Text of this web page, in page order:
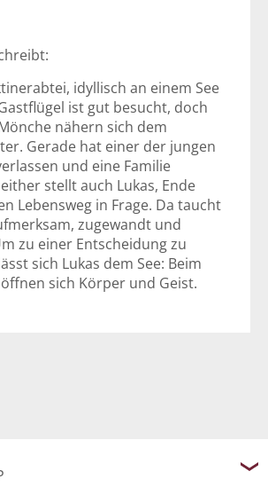
idyllisch an einem See
ist gut besucht, doch
nähern sich dem
Gerade hat einer der jungen
und eine Familie
stellt auch Lukas, Ende
Lebensweg in Frage. Da taucht
zugewandt und
zu einer Entscheidung zu
sich Lukas dem See: Beim
sich Körper und Geist.